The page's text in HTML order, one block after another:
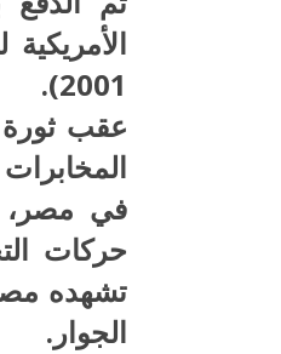
2001).
في مصر،
حركات
تشهده
الجوار.